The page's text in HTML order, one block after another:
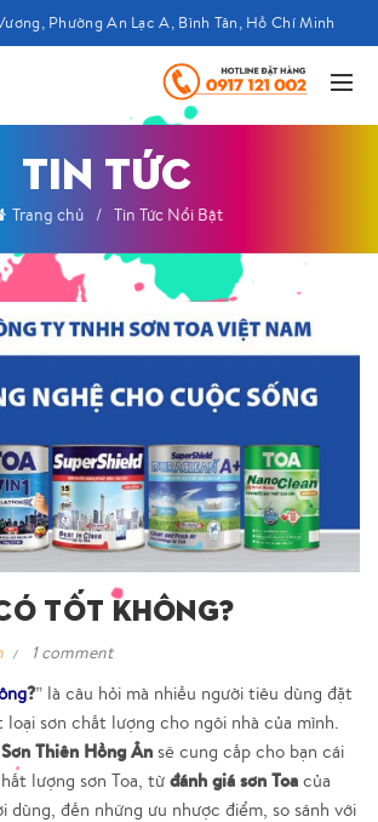
Phường An Lạc A, Bình Tân, Hồ Chí Minh
TIN TỨC
Trang chủ Tin Tức Nổi Bật
Tốt Không?
1 comment
?” là câu hỏi mà nhiều người tiêu dùng đặt
sơn chất lượng cho ngôi nhà của mình.
Sơn Thiên Hồng Ân sẽ cung cấp cho bạn cái
lượng sơn Toa, từ đánh giá sơn Toa của
dùng, đến những ưu nhược điểm, so sánh với